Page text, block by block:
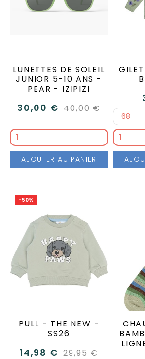
LUNETTES DE SOLEIL
JUNIOR 5-10 ANS -
PEAR - IZIPIZI
30,00 € 40,00 €
AJOUTER AU PANIER
-50%
PULL - THE NEW -
SS26
14,98 € 29,95 €